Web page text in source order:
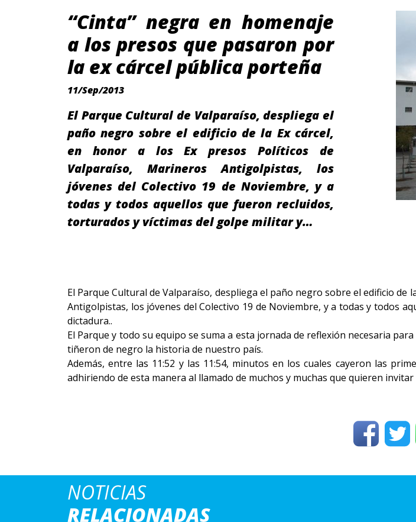
“Cinta” negra en homenaje
a los presos que pasaron por
la ex cárcel pública porteña
11/Sep/2013
El Parque Cultural de Valparaíso, despliega el
paño negro sobre el edificio de la Ex cárcel,
en honor a los Ex presos Políticos de
Valparaíso, Marineros Antigolpistas, los
jóvenes del Colectivo 19 de Noviembre, y a
todas y todos aquellos que fueron recluidos,
torturados y víctimas del golpe militar y…
El Parque Cultural de Valparaíso, despliega el paño negro sobre el edificio
Antigolpistas, los jóvenes del Colectivo 19 de Noviembre, y a todas y todos
dictadura..
El Parque y todo su equipo se suma a esta jornada de reflexión necesaria
tiñeron de negro la historia de nuestro país.
Además, entre las 11:52 y las 11:54, minutos en los cuales cayeron las
adhiriendo de esta manera al llamado de muchos y muchas que quieren
NOTICIAS
RELACIONADAS